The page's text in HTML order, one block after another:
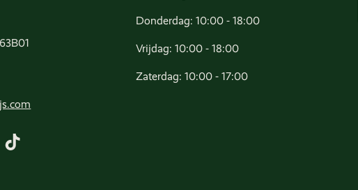
TikTok
Donderdag: 10:00 - 18:00
Vrijdag: 10:00 - 18:00
Zaterdag: 10:00 - 17:00